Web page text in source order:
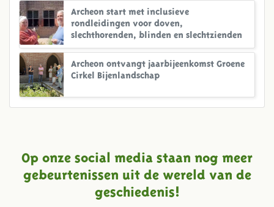
Archeon start met inclusieve
rondleidingen voor doven,
slechthorenden, blinden en slechtzienden
Archeon ontvangt jaarbijeenkomst Groene
Cirkel Bijenlandschap
Op onze social media staan nog meer
gebeurtenissen uit de wereld van de
geschiedenis!